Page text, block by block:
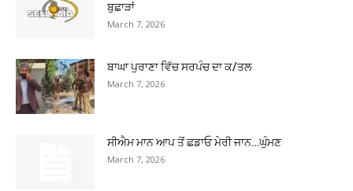
ਬੁਛਾੜਾਂ
March 7, 2026
ਬਾਘਾ ਪੁਰਾਣਾ ਵਿੱਚ ਸਰਪੰਚ ਦਾ ਕ/ਤਲ
March 7, 2026
ਸੀਐਮ ਮਾਨ ਆਪ ਤੋਂ ਛਡਾਓ ਮੇਰੀ ਜਾਨ…ਘੁੰਮਣ
March 7, 2026